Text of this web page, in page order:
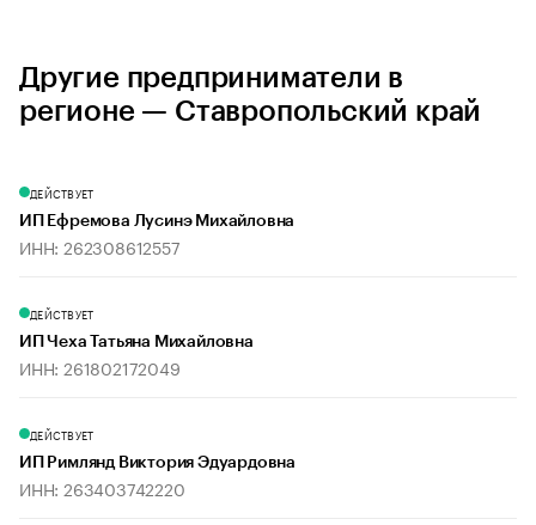
Другие предприниматели в
регионе — Ставропольский край
ДЕЙСТВУЕТ
ИП Ефремова Лусинэ Михайловна
ИНН: 262308612557
ДЕЙСТВУЕТ
ИП Чеха Татьяна Михайловна
ИНН: 261802172049
ДЕЙСТВУЕТ
ИП Римлянд Виктория Эдуардовна
ИНН: 263403742220